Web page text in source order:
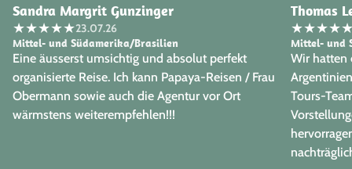
Sandra Margrit Gunzinger
★★★★★23.07.26
Mittel- und Südamerika/Brasilien
Eine äusserst umsichtig und absolut perfekt
organisierte Reise. Ich kann Papaya-Reisen / Frau
Obermann sowie auch die Agentur vor Ort
wärmstens weiterempfehlen!!!
Thomas
★★★★
Mittel- und
Wir hatten
Tours-